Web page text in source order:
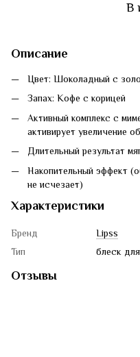
В
Описание
Цвет: Шоколадный с
Запах: Кофе с корицей
Активный комплекс с
активирует увеличение
Длительный результат
Накопительный эффект
не исчезает)
Характеристики
Бренд
Lipss
Тип
блеск
Отзывы